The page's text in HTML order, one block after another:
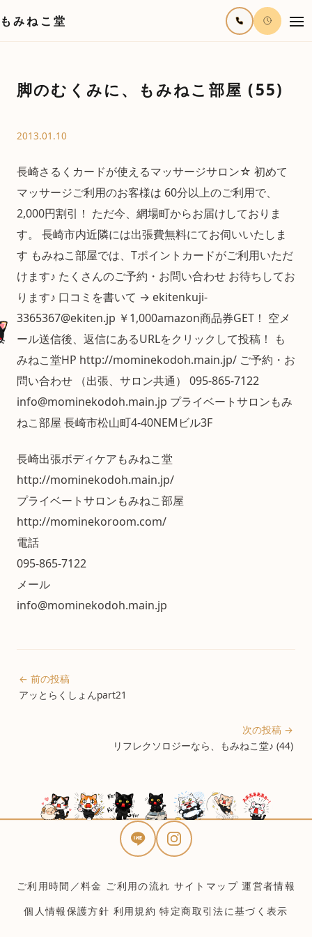
もみねこ堂
脚のむくみに、もみねこ部屋 (55)
2013.01.10
長崎さるくカードが使えるマッサージサロン☆ 初めて
マッサージご利用のお客様は 60分以上のご利用で、
2,000円割引！ ただ今、網場町からお届けしておりま
す。 長崎市内近隣には出張費無料にてお伺いいたしま
す もみねこ部屋では、Tポイントカードがご利用いただ
けます♪ たくさんのご予約・お問い合わせ お待ちしてお
ります♪ 口コミを書いて → ekitenkuji-
3365367@ekiten.jp ￥1,000amazon商品券GET！ 空メ
ール送信後、返信にあるURLをクリックして投稿！ も
みねこ堂HP http://mominekodoh.main.jp/ ご予約・お
問い合わせ （出張、サロン共通） 095-865-7122
info@mominekodoh.main.jp プライベートサロンもみ
ねこ部屋 長崎市松山町4-40NEMビル3F
長崎出張ボディケアもみねこ堂
http://mominekodoh.main.jp/
プライベートサロンもみねこ部屋
http://mominekoroom.com/
電話
095-865-7122
メール
info@mominekodoh.main.jp
← 前の投稿
アッとらくしょんpart21
次の投稿 →
リフレクソロジーなら、もみねこ堂♪ (44)
ご利用時間／料金 ご利用の流れ サイトマップ 運営者情報
個人情報保護方針 利用規約 特定商取引法に基づく表示